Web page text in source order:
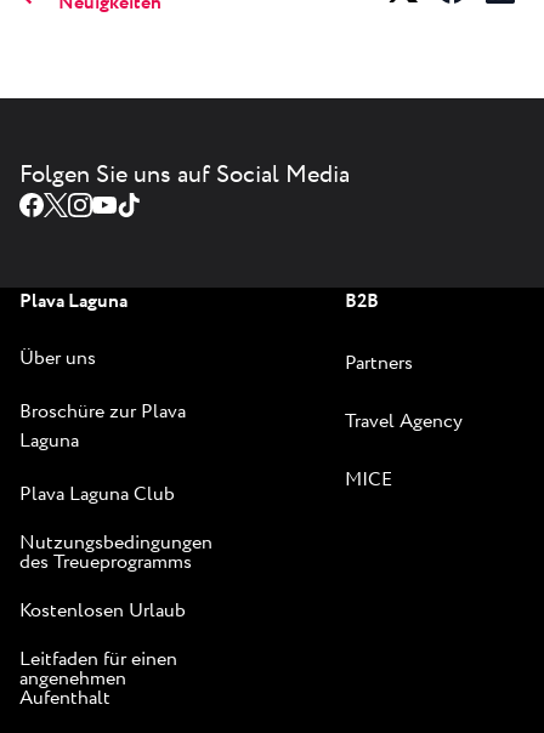
Folgen Sie uns auf Social Media
Plava Laguna
Über uns
Broschüre zur Plava
Laguna
Plava Laguna Club
Nutzungsbedingungen
des Treueprogramms
Kostenlosen Urlaub
Leitfaden für einen
angenehmen
Aufenthalt
B2B
Partners
Travel Agency
MICE